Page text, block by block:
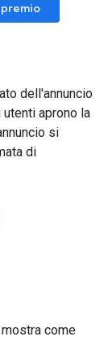
dell'annuncio
aprono la
si
di
come